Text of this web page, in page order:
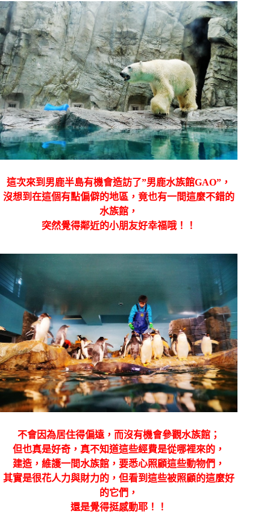
這次來到男鹿半島有機會造訪了”男鹿水族館GAO”，
沒想到在這個有點偏僻的地區，竟也有一間這麼不錯的
水族館，
突然覺得鄰近的小朋友好幸福哦！！
不會因為居住得偏遠，而沒有機會參觀水族館；
但也真是好奇，真不知道這些經費是從哪裡來的，
建造，維護一間水族館，要悉心照顧這些動物們，
其實是很花人力與財力的，但看到這些被照顧的這麼好
的它們，
還是覺得挺感動耶！！